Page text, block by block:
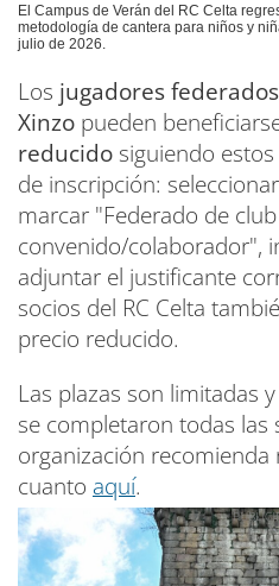
El Campus de Verán del RC Celta
metodología de cantera para niños y
julio de 2026.
Los jugadores
Xinzo pueden
reducido siguiendo
de inscripción:
marcar "Federado de club
convenido/colaborador",
adjuntar el justificante
socios del RC Celta
precio reducido.
Las plazas son limitadas
se completaron todas las
organización recomienda
cuanto aquí.